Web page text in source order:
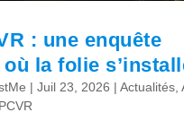
: une enquête
la folie
|Juil 23, 2026 |Actualités ,